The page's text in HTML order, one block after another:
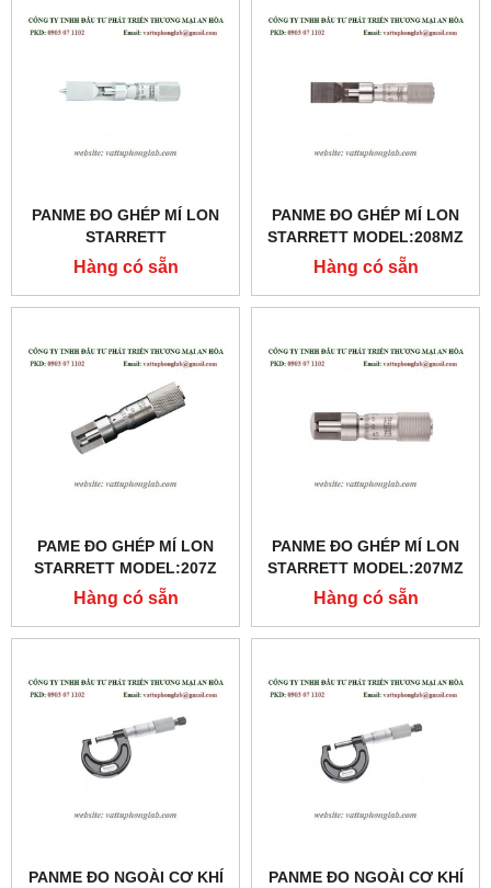
PANME ĐO GHÉP MÍ LON
STARRETT
MODEL:208MDZ
Hàng có sẵn
PANME ĐO GHÉP MÍ LON
STARRETT MODEL:208MZ
Hàng có sẵn
PAME ĐO GHÉP MÍ LON
STARRETT MODEL:207Z
Hàng có sẵn
PANME ĐO GHÉP MÍ LON
STARRETT MODEL:207MZ
Hàng có sẵn
PANME ĐO NGOÀI CƠ KHÍ
PANME ĐO NGOÀI CƠ KHÍ